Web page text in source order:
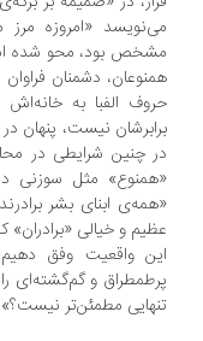
«امروزه مرز میان
بود، محو شده است.
دشمنان فراوان
الفبا به خانه‌اش
نیست، پنهان در
چنین شرایطی در
مثل سوزنی در
ابنای بشر برادرند»
و خیالی «برادران»
واقعیت وفق دهیم که
و گم‌گشته‌ای را از سر
مطمئن‌تر نیست؟»